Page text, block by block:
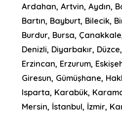
Ardahan, Artvin, Aydın,
Bartın, Bayburt, Bilecik,
Burdur, Bursa,
Denizli, Diyarbakır,
Erzincan, Erzurum,
Giresun, Gümüşhane,
Isparta, Karabük,
Mersin, İstanbul, İzmir,